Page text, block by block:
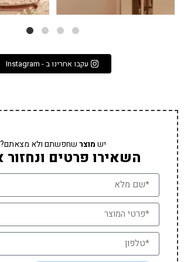
עקבו אחרינו ב - Instagram
ישמוצרשחפשתם ולא מצאתם?
השאירו פרטים ונחזור